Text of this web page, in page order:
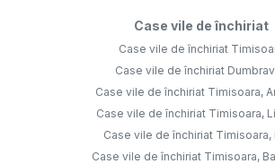
Case vile de închiriat
Case vile de închiriat
Case vile de închiriat
Case vile de închiriat Timisoara,
Case vile de închiriat Timisoara,
Case vile de închiriat Timisoara,
Case vile de închiriat Timisoara,